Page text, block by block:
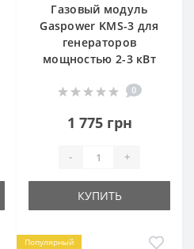
Газовый модуль
Gaspower KMS-3 для
генераторов
мощностью 2-3 кВт
0
1 775 грн
- +
КУПИТЬ
Популярный